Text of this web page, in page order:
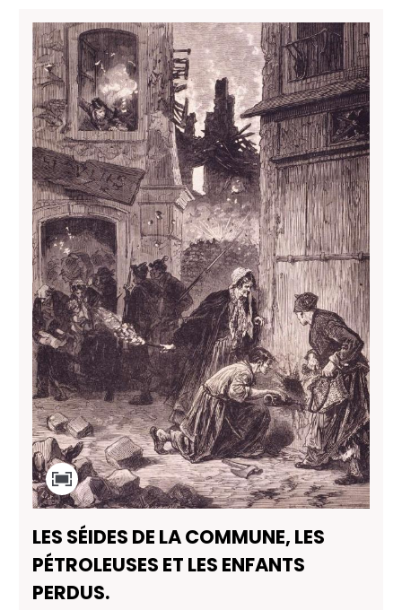
LES SÉIDES DE LA COMMUNE, LES
PÉTROLEUSES ET LES ENFANTS
PERDUS.